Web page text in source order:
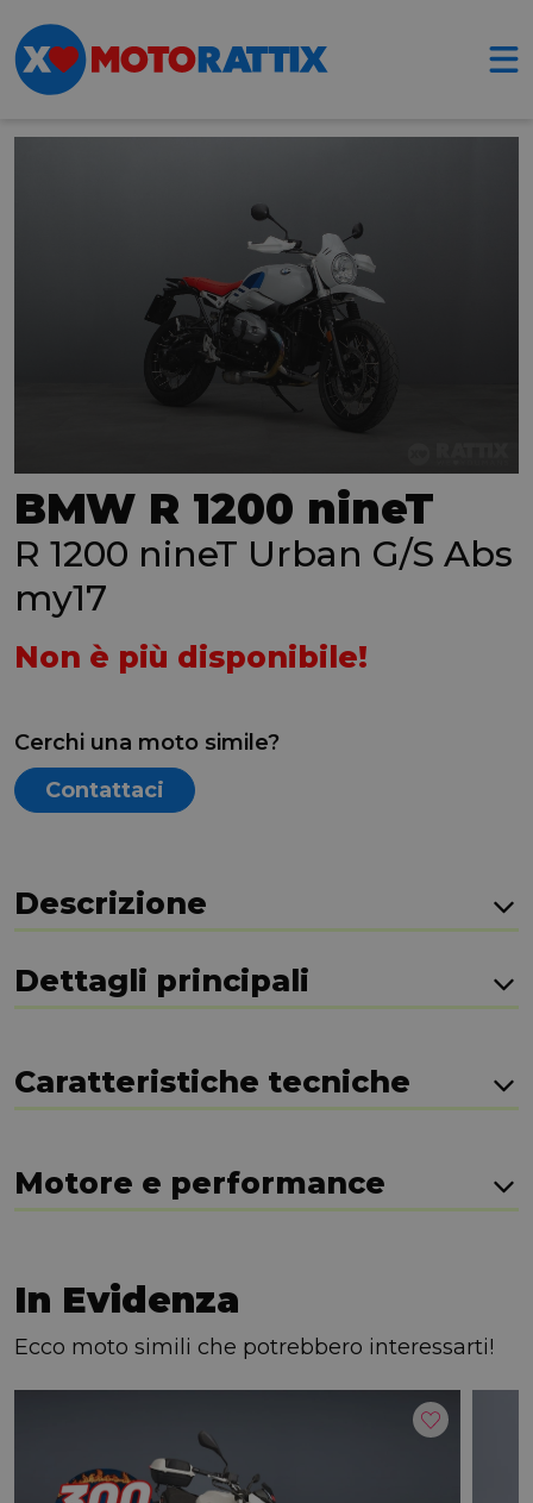
BMW R 1200 nineT
R 1200 nineT Urban G/S Abs
my17
Non è più disponibile!
Cerchi una moto simile?
Contattaci
Descrizione
Dettagli principali
Caratteristiche tecniche
Motore e performance
In Evidenza
Ecco moto simili che potrebbero interessarti!